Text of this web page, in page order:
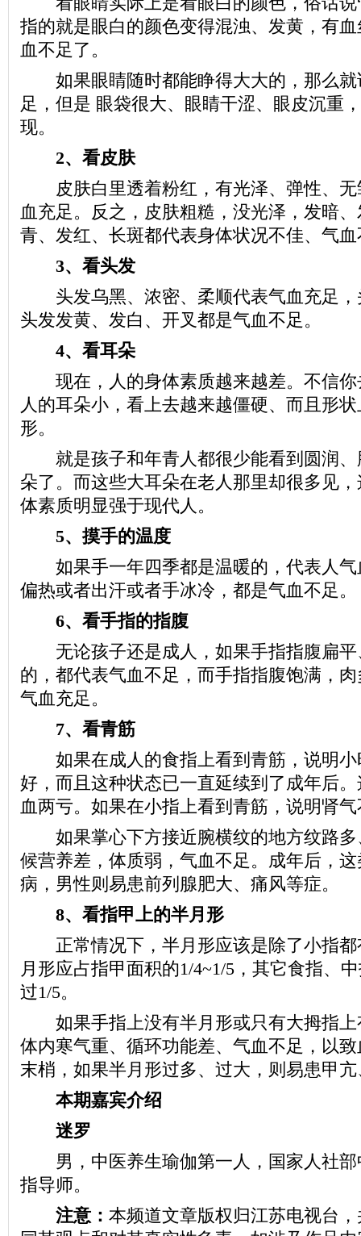
指的就是眼白的颜色变得混浊、发黄，有
血不足了。
如果眼睛随时都能睁得大大的，那么就
足，但是 眼袋很大、眼睛干涩、眼皮沉重
现。
2、看皮肤
皮肤白里透着粉红，有光泽、弹性、无
血充足。反之，皮肤粗糙，没光泽，发暗
青、发红、长斑都代表身体状况不佳、气
3、看头发
头发乌黑、浓密、柔顺代表气血充足，
头发发黄、发白、开叉都是气血不足。
4、看耳朵
现在，人的身体素质越来越差。不信你
人的耳朵小，看上去越来越僵硬、而且形
形。
就是孩子和年青人都很少能看到圆润、
朵了。而这些大耳朵在老人那里却很多见
体素质明显强于现代人。
5、摸手的温度
如果手一年四季都是温暖的，代表人气
偏热或者出汗或者手冰冷，都是气血不足。
6、看手指的指腹
无论孩子还是成人，如果手指指腹扁平
的，都代表气血不足，而手指指腹饱满，
气血充足。
7、看青筋
如果在成人的食指上看到青筋，说明小
好，而且这种状态已一直延续到了成年后
血两亏。如果在小指上看到青筋，说明肾
如果掌心下方接近腕横纹的地方纹路多
候营养差，体质弱，气血不足。成年后，
病，男性则易患前列腺肥大、痛风等症。
8、看指甲上的半月形
正常情况下，半月形应该是除了小指都
月形应占指甲面积的1/4~1/5，其它食指、
过1/5。
如果手指上没有半月形或只有大拇指上
体内寒气重、循环功能差、气血不足，以
末梢，如果半月形过多、过大，则易患甲
本期嘉宾介绍
迷罗
男，中医养生瑜伽第一人，国家人社部
指导师。
注意： 本频道文章版权归江苏电视台